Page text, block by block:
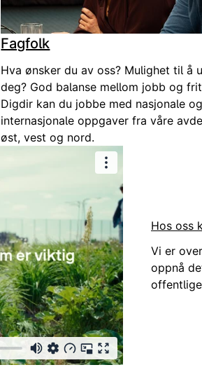
Fagfolk
Hva ønsker du av oss? Mulighet til å
deg? God balanse mellom jobb og
Digdir kan du jobbe med nasjonale og
internasjonale oppgaver fra våre
øst, vest og nord.
Hos oss
Vi er
oppnå